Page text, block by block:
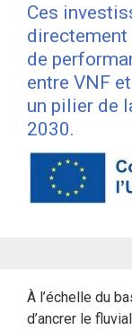
Ces
directement
de
entre VNF
un pilier de
2030.
À l’échelle du
d’ancrer le